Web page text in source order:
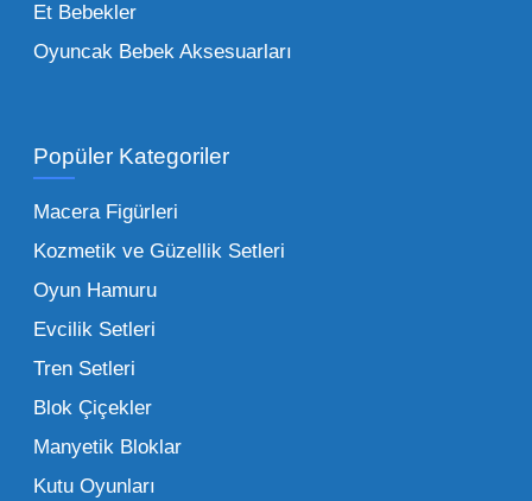
her şeyi portföyümüzde bulabilirsiniz.
İşletmeler için toptan oyuncak satış ve alımı
şüphesiz ki birim maliyetin düşmesidir.
Oyuncak toptan kanalına geçildiğinde,
perakende satış fiyatı ile alış fiyatı arasındaki
makas açılır ve bu da ciddi kâr marjları elde
edilmesini sağlar. Toplu alımlarda uygulanan
dönemlerinde işletmenizin finansal olarak
rahatlamasına yardımcı olur.
Et Bebekler
Oyuncak Bebek Aksesuarları
Popüler Kategoriler
Macera Figürleri
Kozmetik ve Güzellik Setleri
Oyun Hamuru
Evcilik Setleri
Tren Setleri
Blok Çiçekler
Manyetik Bloklar
Kutu Oyunları